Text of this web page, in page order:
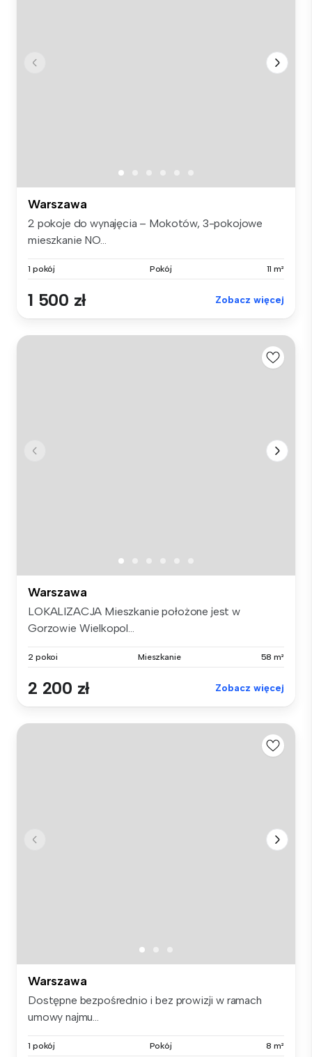
Warszawa
2 pokoje do wynajęcia – Mokotów, 3-pokojowe
mieszkanie NO...
1 pokój Pokój 11 m²
1 500 zł Zobacz więcej
Warszawa
LOKALIZACJA Mieszkanie położone jest w
Gorzowie Wielkopol...
2 pokoi Mieszkanie 58 m²
2 200 zł Zobacz więcej
Warszawa
Dostępne bezpośrednio i bez prowizji w ramach
umowy najmu...
1 pokój Pokój 8 m²